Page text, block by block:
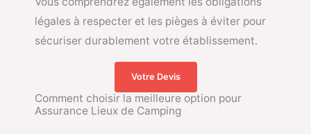
légales à respecter et les pièges à éviter pour
sécuriser durablement votre établissement.
Votre Devis
Comment choisir la meilleure option pour
Assurance Lieux de Camping